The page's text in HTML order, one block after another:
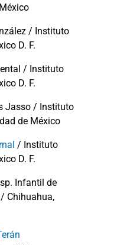
/ Instituto
D. F.
/ Instituto
D. F.
Jasso / Instituto
de México
/ Instituto
D. F.
Infantil de
Chihuahua,